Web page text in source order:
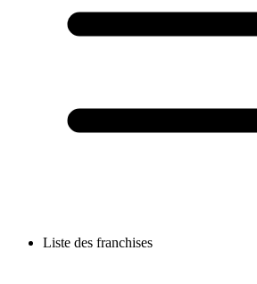
Liste des franchises